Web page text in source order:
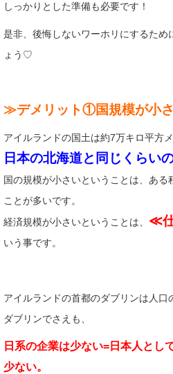
しっかりとした準備も必要です！
是非、後悔しないワーホリにするため
ょう♡
≫デメリット①国規模が小
アイルランドの国土は約7万キロ平方メ
日本の北海道と同じくらい
国の規模が小さいということは、ある
ことが多いです。
経済規模が小さいということは、 ≪
いう事です。
アイルランドの首都のダブリンは人
ダブリンでさえも、
日系の企業は少ない=日本人とし
少ない。